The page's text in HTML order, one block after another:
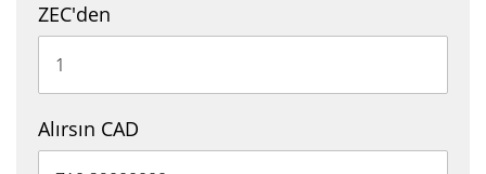
ZEC'den
Alırsın CAD